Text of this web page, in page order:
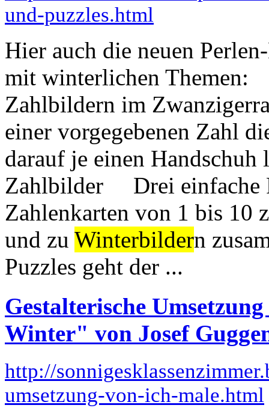
und-puzzles.html
Hier auch die neuen
mit winterlichen
Zahlbildern im
einer vorgegebenen Zahl
darauf je einen
Zahlbilder Drei einfache
Zahlenkarten von 1 bis 10
und zu Winterbildern
Puzzles geht der ...
Gestalterische
Winter" von Josef
http://
umsetzung-von-ich-male.html